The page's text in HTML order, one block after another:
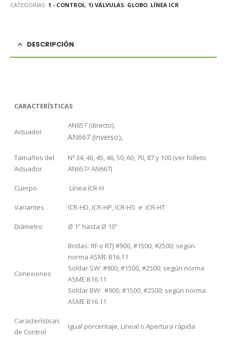
CATEGORÍAS: 1 - CONTROL, 1) VÁLVULAS, GLOBO, LÍNEA ICR
DESCRIPCIÓN
CARACTERÍSTICAS
Actuador
AN657 (directo),
AN667 (inverso),
Tamaños del
Actuador
Nº 34, 40, 45, 46, 50, 60, 70, 87 y 100 (ver folleto
AN657/ AN667)
Cuerpo Línea ICR-H
Variantes ICR-HD, ICR-HP, ICR-HS e ICR-HT
Diámetro Ø 1” hasta Ø 10”
Conexiones
Bridas: RF o RTJ #900, #1500, #2500; según
norma ASME B16.11
Soldar SW: #900, #1500, #2500; según norma
ASME B16.11
Soldar BW: #900, #1500, #2500; según norma
ASME B16.11
Características
de Control
Igual porcentaje, Lineal o Apertura rápida